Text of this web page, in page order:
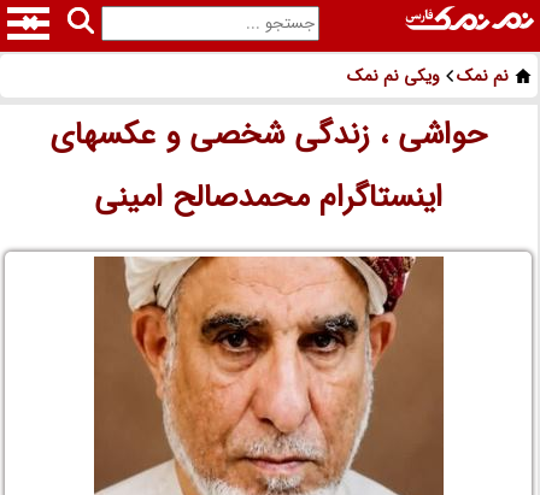
نم نمک ویکی نم نمک
حواشی ، زندگی شخصی و عکسهای
اینستاگرام محمدصالح امینی